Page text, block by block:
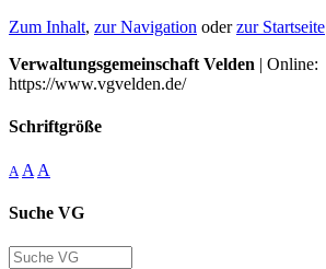
Zum Inhalt, zur Navigation oderzur Startseite
Verwaltungsgemeinschaft Velden | Online:
https://www.vgvelden.de/
Schriftgröße
A A A
Suche VG